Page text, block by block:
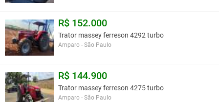
R$ 152.000
Trator massey ferreson 4292 turbo
Amparo - São Paulo
R$ 144.900
Trator massey ferreson 4275 turbo
Amparo - São Paulo